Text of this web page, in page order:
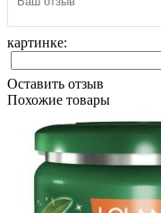
картинке:
Оставить отзыв
Похожие товары